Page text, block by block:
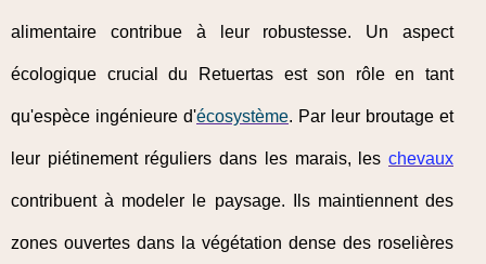
alimentaire contribue à leur robustesse. Un aspect
écologique crucial du Retuertas est son rôle en tant
qu'espèce ingénieure d'écosystème. Par leur broutage et
leur piétinement réguliers dans les marais, les chevaux
contribuent à modeler le paysage. Ils maintiennent des
zones ouvertes dans la végétation dense des roselières